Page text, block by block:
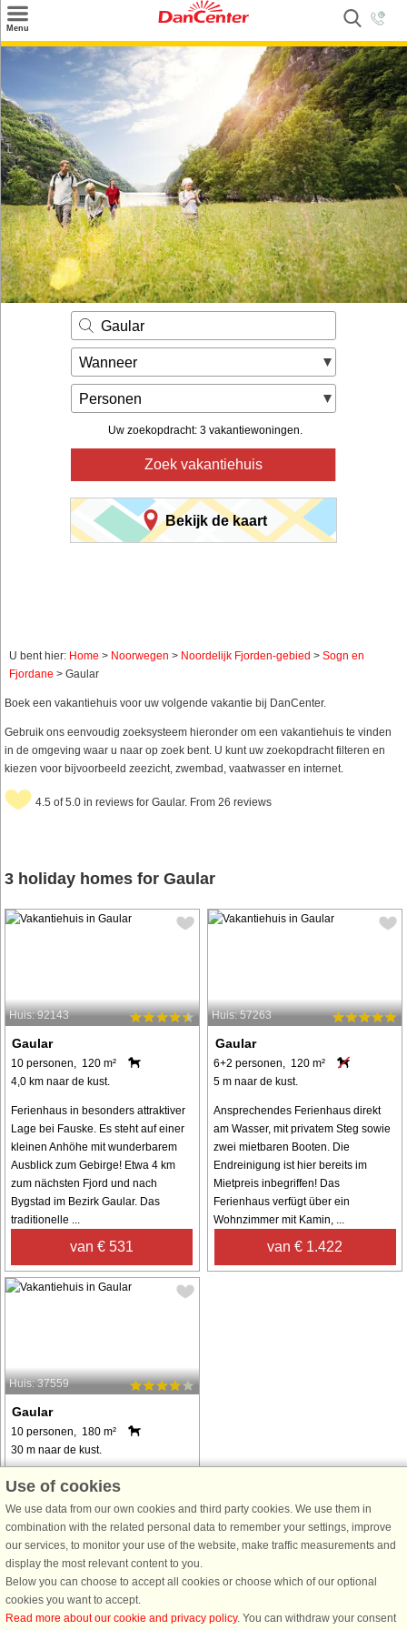
Menu
Zoeken
Informatie over
Service
Kontakt
Gaular
Wanneer
Personen
Uw zoekopdracht: 3 vakantiewoningen.
Zoek vakantiehuis
Bekijk de kaart
U bent hier: Home > Noorwegen > Noordelijk Fjorden-gebied > Sogn en
Fjordane > Gaular
Boek een vakantiehuis voor uw volgende vakantie bij DanCenter.
Gebruik ons eenvoudig zoeksysteem hieronder om een vakantiehuis te vinden
in de omgeving waar u naar op zoek bent. U kunt uw zoekopdracht filteren en
kiezen voor bijvoorbeeld zeezicht, zwembad, vaatwasser en internet.
4.5 of 5.0 in reviews for Gaular. From 26 reviews
3 holiday homes for Gaular
Huis: 92143
Gaular
10 personen, 120 m²
4,0 km naar de kust.
Ferienhaus in besonders attraktiver
Lage bei Fauske. Es steht auf einer
kleinen Anhöhe mit wunderbarem
Ausblick zum Gebirge! Etwa 4 km
zum nächsten Fjord und nach
Bygstad im Bezirk Gaular. Das
traditionelle ...
van € 531
Huis: 57263
Gaular
6+2 personen, 120 m²
5 m naar de kust.
Ansprechendes Ferienhaus direkt
am Wasser, mit privatem Steg sowie
zwei mietbaren Booten. Die
Endreinigung ist hier bereits im
Mietpreis inbegriffen! Das
Ferienhaus verfügt über ein
Wohnzimmer mit Kamin, ...
van € 1.422
Huis: 37559
Gaular
10 personen, 180 m²
30 m naar de kust.
Ferienhaus auf einer kleinen
Panoramaausblick auf den
fischreichen Fjord Dalsfjorden! Bitte
beachten: Die Anmietung eines
Bootes gilt hier als Voraussetzung.
Großer Garten mit Obstbäumen ...
van € 1.203
Use of cookies
We use data from our own cookies and third party cookies. We use them in
combination with the related personal data to remember your settings, improve
our services, to monitor your use of the website, make traffic measurements and
display the most relevant content to you.
Below you can choose to accept all cookies or choose which of our optional
cookies you want to accept.
Read more about our cookie and privacy policy. You can withdraw your consent